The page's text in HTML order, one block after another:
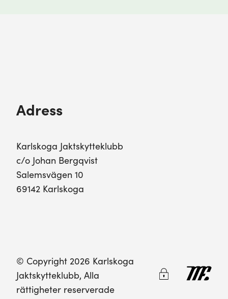
Adress
Karlskoga Jaktskytteklubb
c/o Johan Bergqvist
Salemsvägen 10
69142 Karlskoga
© Copyright 2026 Karlskoga
Jaktskytteklubb, Alla
rättigheter reserverade